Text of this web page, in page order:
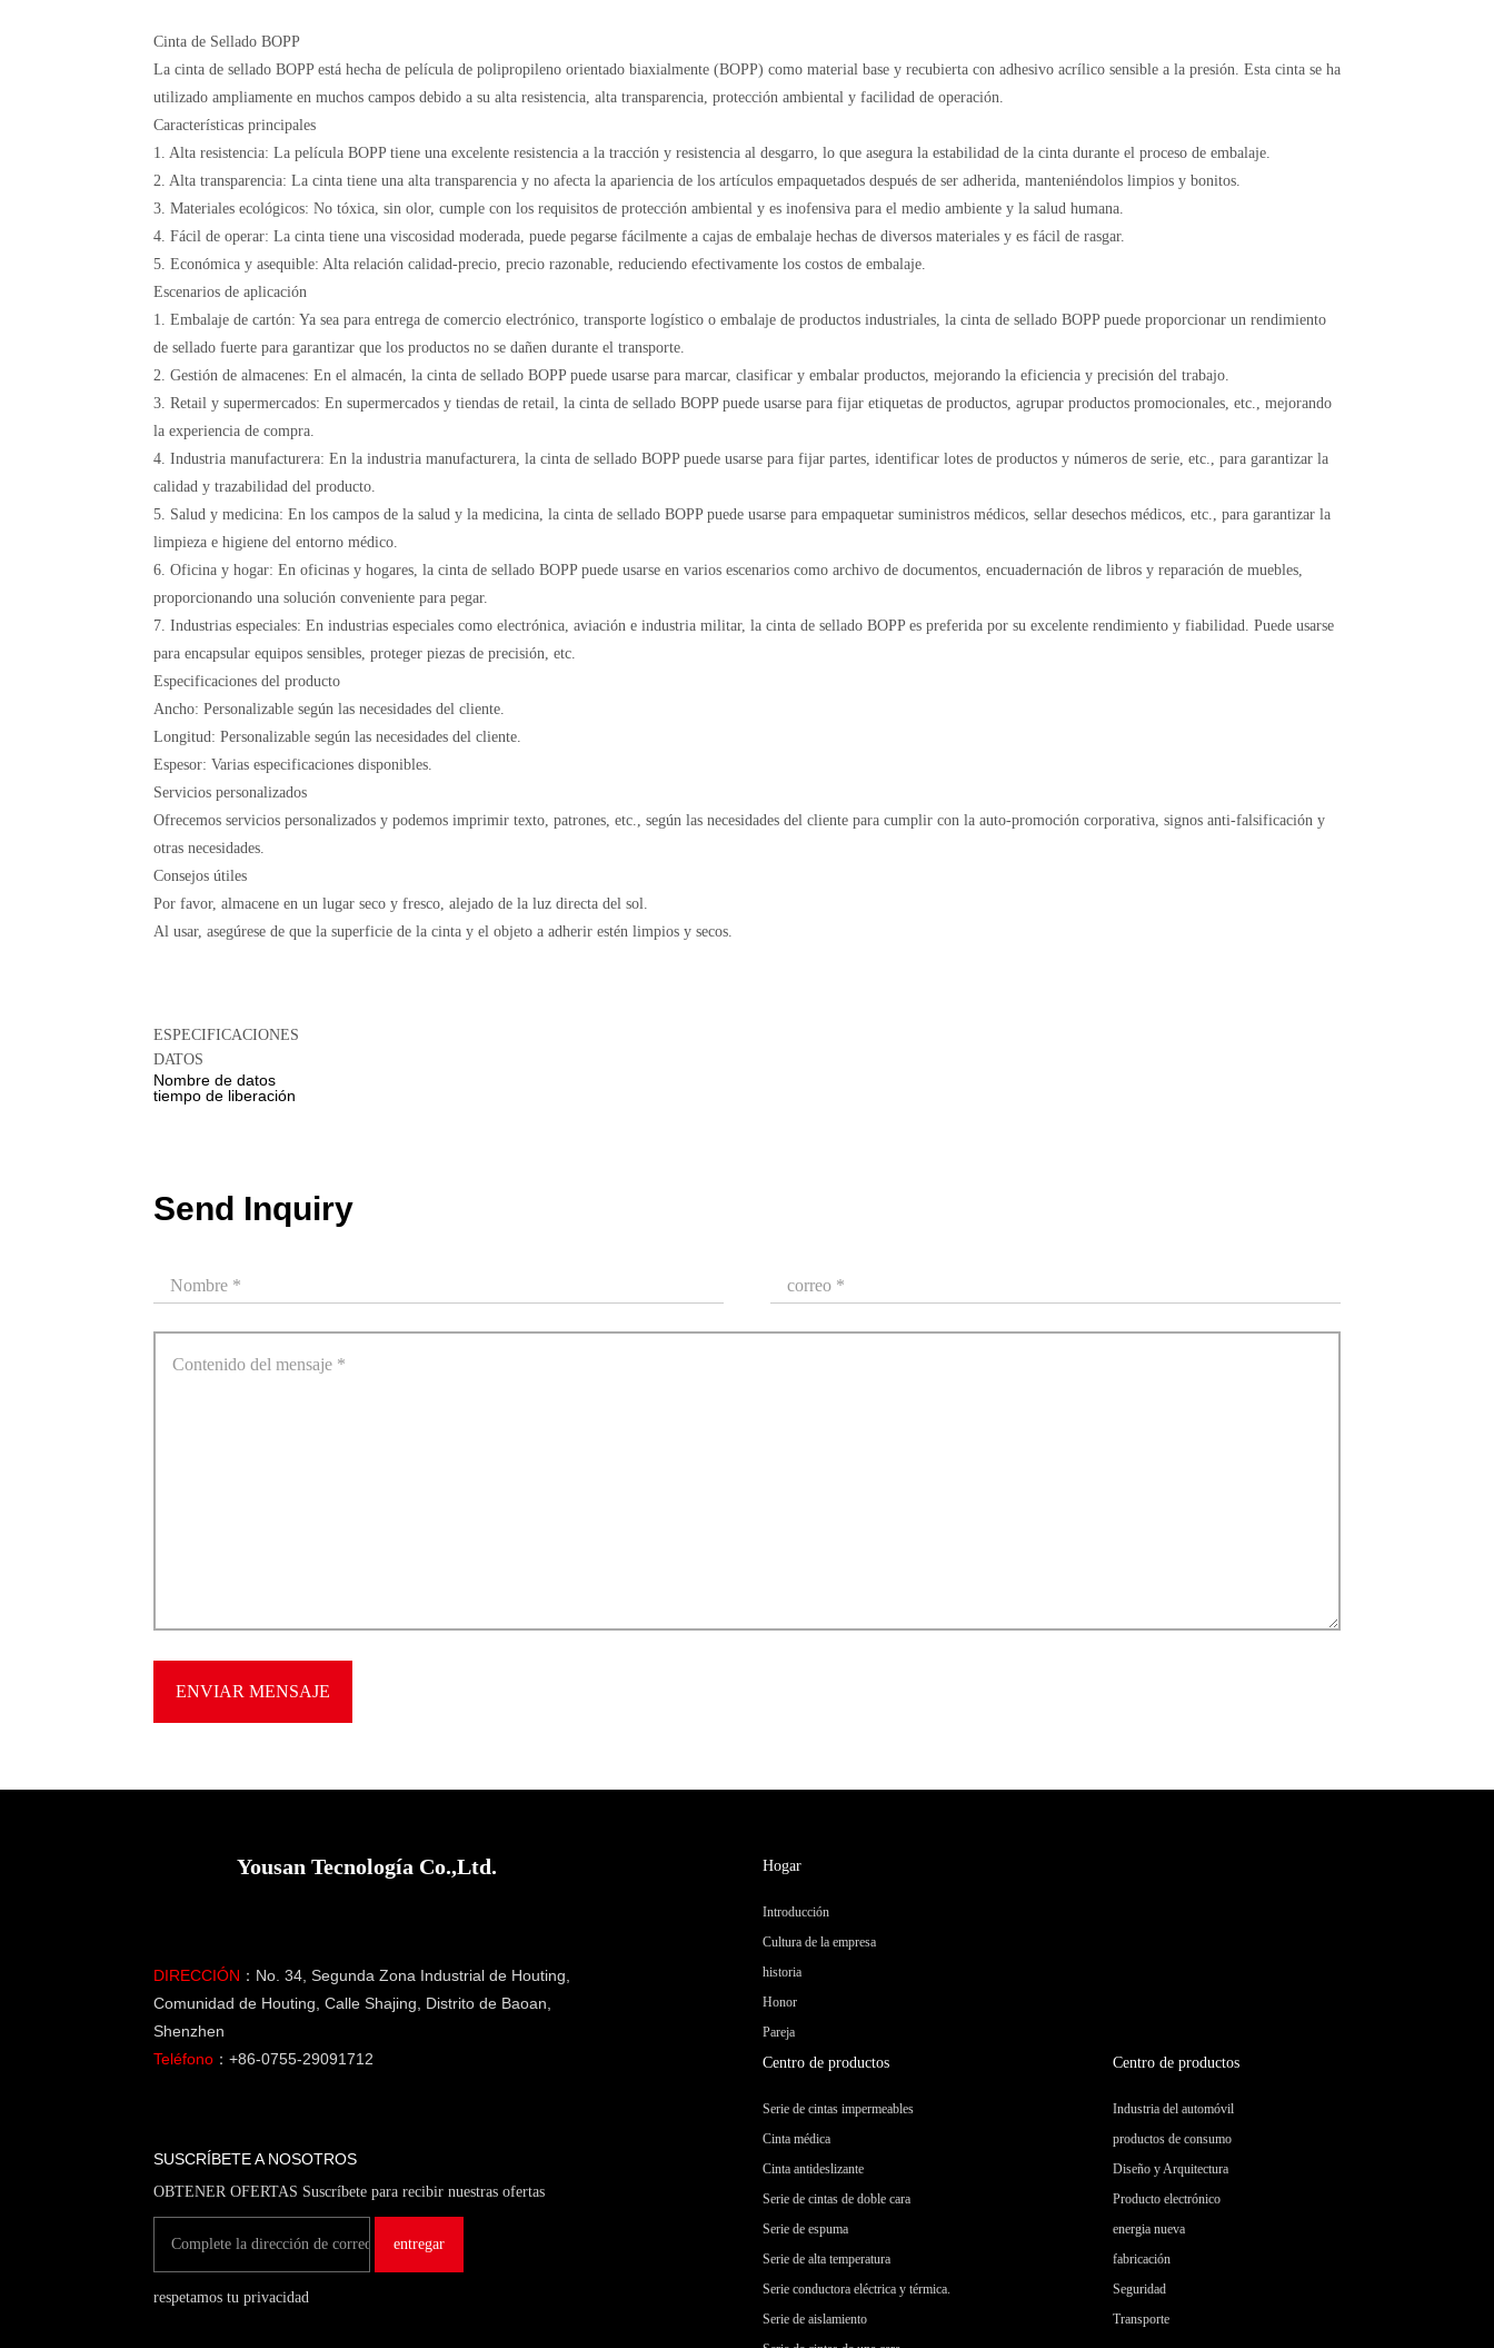
Cinta de Sellado BOPP
La cinta de sellado BOPP está hecha de película de polipropileno orientado biaxialmente (BOPP) como material base y recubierta con adhesivo acrílico sensible a la presión. Esta cinta se ha
utilizado ampliamente en muchos campos debido a su alta resistencia, alta transparencia, protección ambiental y facilidad de operación.
Características principales
1. Alta resistencia: La película BOPP tiene una excelente resistencia a la tracción y resistencia al desgarro, lo que asegura la estabilidad de la cinta durante el proceso de embalaje.
2. Alta transparencia: La cinta tiene una alta transparencia y no afecta la apariencia de los artículos empaquetados después de ser adherida, manteniéndolos limpios y bonitos.
3. Materiales ecológicos: No tóxica, sin olor, cumple con los requisitos de protección ambiental y es inofensiva para el medio ambiente y la salud humana.
4. Fácil de operar: La cinta tiene una viscosidad moderada, puede pegarse fácilmente a cajas de embalaje hechas de diversos materiales y es fácil de rasgar.
5. Económica y asequible: Alta relación calidad-precio, precio razonable, reduciendo efectivamente los costos de embalaje.
Escenarios de aplicación
1. Embalaje de cartón: Ya sea para entrega de comercio electrónico, transporte logístico o embalaje de productos industriales, la cinta de sellado BOPP puede proporcionar un rendimiento
de sellado fuerte para garantizar que los productos no se dañen durante el transporte.
2. Gestión de almacenes: En el almacén, la cinta de sellado BOPP puede usarse para marcar, clasificar y embalar productos, mejorando la eficiencia y precisión del trabajo.
3. Retail y supermercados: En supermercados y tiendas de retail, la cinta de sellado BOPP puede usarse para fijar etiquetas de productos, agrupar productos promocionales, etc., mejorando
la experiencia de compra.
4. Industria manufacturera: En la industria manufacturera, la cinta de sellado BOPP puede usarse para fijar partes, identificar lotes de productos y números de serie, etc., para garantizar la
calidad y trazabilidad del producto.
5. Salud y medicina: En los campos de la salud y la medicina, la cinta de sellado BOPP puede usarse para empaquetar suministros médicos, sellar desechos médicos, etc., para garantizar la
limpieza e higiene del entorno médico.
6. Oficina y hogar: En oficinas y hogares, la cinta de sellado BOPP puede usarse en varios escenarios como archivo de documentos, encuadernación de libros y reparación de muebles,
proporcionando una solución conveniente para pegar.
7. Industrias especiales: En industrias especiales como electrónica, aviación e industria militar, la cinta de sellado BOPP es preferida por su excelente rendimiento y fiabilidad. Puede usarse
para encapsular equipos sensibles, proteger piezas de precisión, etc.
Especificaciones del producto
Ancho: Personalizable según las necesidades del cliente.
Longitud: Personalizable según las necesidades del cliente.
Espesor: Varias especificaciones disponibles.
Servicios personalizados
Ofrecemos servicios personalizados y podemos imprimir texto, patrones, etc., según las necesidades del cliente para cumplir con la auto-promoción corporativa, signos anti-falsificación y
otras necesidades.
Consejos útiles
Por favor, almacene en un lugar seco y fresco, alejado de la luz directa del sol.
Al usar, asegúrese de que la superficie de la cinta y el objeto a adherir estén limpios y secos.
ESPECIFICACIONES
DATOS
Nombre de datos
tiempo de liberación
Send Inquiry
Yousan Tecnología Co.,Ltd.
DIRECCIÓN ：No. 34, Segunda Zona Industrial de Houting,
Comunidad de Houting, Calle Shajing, Distrito de Baoan,
Shenzhen
Teléfono：+86-0755-29091712
SUSCRÍBETE A NOSOTROS
OBTENER OFERTAS Suscríbete para recibir nuestras ofertas
respetamos tu privacidad
Hogar
Introducción
Cultura de la empresa
historia
Honor
Pareja
Centro de productos
Serie de cintas impermeables
Cinta médica
Cinta antideslizante
Serie de cintas de doble cara
Serie de espuma
Serie de alta temperatura
Serie conductora eléctrica y térmica.
Serie de aislamiento
Centro de productos
Industria del automóvil
productos de consumo
Diseño y Arquitectura
Producto electrónico
energia nueva
fabricación
Seguridad
Transporte